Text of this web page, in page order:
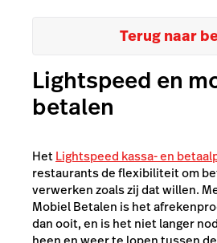
Terug naar
Lightspeed en
betalen
HetLightspeed kassa- en
restaurants de flexibiliteit om
verwerken zoals zij dat willen.
Mobiel Betalen is het
dan ooit, en is het niet langer